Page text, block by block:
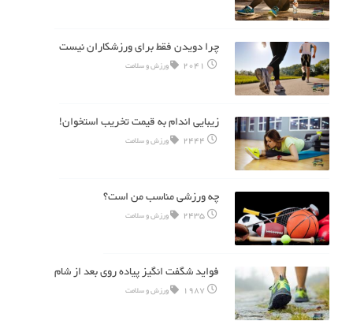
چرا دویدن فقط برای ورزشکاران نیست
2041 ورزش و سلامت
زیبایی اندام به قیمت تخریب استخوان!
2444 ورزش و سلامت
چه ورزشی مناسب من است؟
2435 ورزش و سلامت
فواید شگفت انگیز پیاده روی بعد از شام
1987 ورزش و سلامت